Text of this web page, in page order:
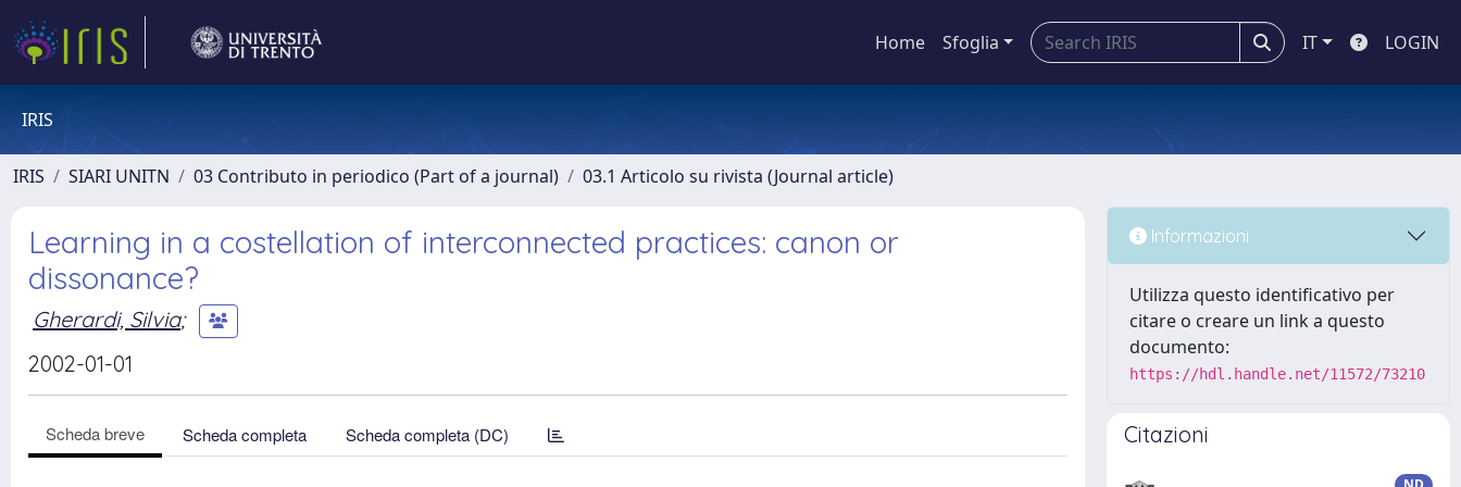
Home Sfoglia IT LOGIN
IRIS
IRIS SIARI UNITN 03 Contributo in periodico (Part of a journal) 03.1 Articolo su rivista (Journal article)
Learning in a costellation of interconnected practices: canon or
dissonance?
Gherardi, Silvia;
2002-01-01
Scheda breve Scheda completa Scheda completa (DC)
Informazioni
Utilizza questo identificativo per
citare o creare un link a questo
documento:
https://hdl.handle.net/11572/73210
Citazioni